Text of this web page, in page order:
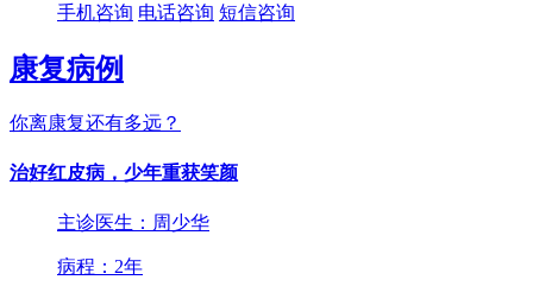
手机咨询 电话咨询 短信咨询
康复病例
你离康复还有多远？
治好红皮病，少年重获笑颜
主诊医生：周少华
病程：2年